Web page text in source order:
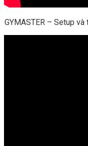
GYMASTER – Setup